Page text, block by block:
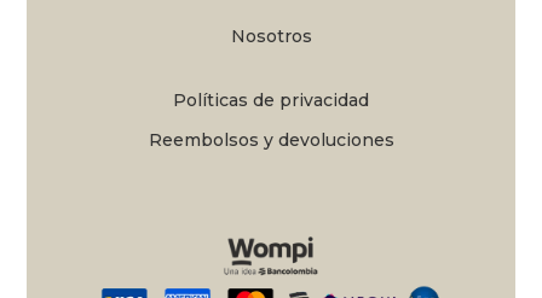
Nosotros
Políticas de privacidad
Reembolsos y devoluciones